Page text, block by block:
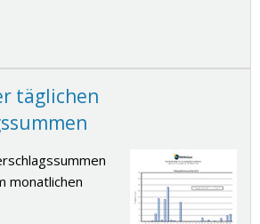
täglichen
monatlichen